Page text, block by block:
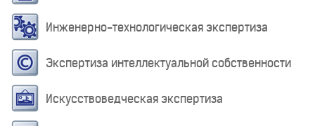
Инженерно-технологическая экспертиза
Экспертиза интеллектуальной собственности
Искусствоведческая экспертиза